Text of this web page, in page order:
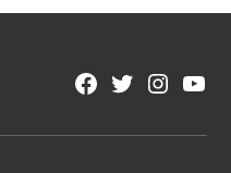
Facebook
Twitter